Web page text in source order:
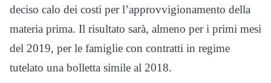
deciso calo dei costi per l’approvvigionamento della
materia prima. Il risultato sarà, almeno per i primi mesi
del 2019, per le famiglie con contratti in regime
tutelato una bolletta simile al 2018.